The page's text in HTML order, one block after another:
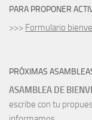
PARA PROPONER
>>> Formulario
PRÓXIMAS
ASAMBLEA DE
escribe con tu